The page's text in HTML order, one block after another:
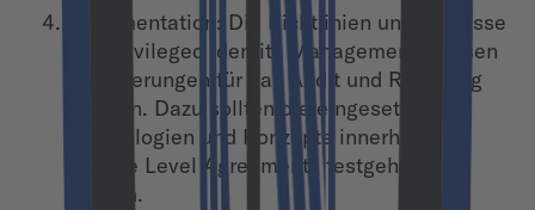
Dokumentation: Die Richtlinien und Prozesse
des Privileged Identity Management müssen
Anforderungen für das Audit und Reporting
erfüllen. Dazu sollten die eingesetzten
Technologien und Konzepte innerhalb der
Service Level Agreements festgehalten
werden.